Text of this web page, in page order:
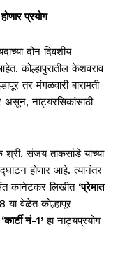
प्रयोग
दोन दिवशीय
कोल्हापुरातील केशवराव
तर मंगळवारी बारामती
असून, नाट्यरसिकांसाठी
श्री. संजय ताकसांडे यांच्या
होणार आहे. त्यानंतर
कानेटकर लिखीत ‘प्रेमात
या वेळेत कोल्हापूर
‘कार्टी नं-1’ हा नाट्यप्रयोग